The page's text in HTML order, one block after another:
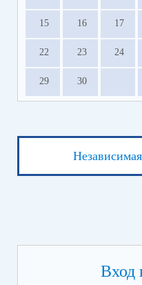
15 16 17
22 23 24
29 30
Вход